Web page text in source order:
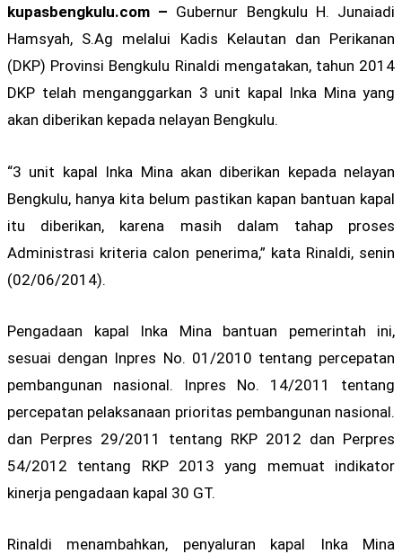
kupasbengkulu.com – Gubernur Bengkulu H. Junaiadi
Hamsyah, S.Ag melalui Kadis Kelautan dan Perikanan
(DKP) Provinsi Bengkulu Rinaldi mengatakan, tahun 2014
DKP telah menganggarkan 3 unit kapal Inka Mina yang
akan diberikan kepada nelayan Bengkulu.
“3 unit kapal Inka Mina akan diberikan kepada nelayan
Bengkulu, hanya kita belum pastikan kapan bantuan kapal
itu diberikan, karena masih dalam tahap proses
Administrasi kriteria calon penerima,” kata Rinaldi, senin
(02/06/2014).
Pengadaan kapal Inka Mina bantuan pemerintah ini,
sesuai dengan Inpres No. 01/2010 tentang percepatan
pembangunan nasional. Inpres No. 14/2011 tentang
percepatan pelaksanaan prioritas pembangunan nasional.
dan Perpres 29/2011 tentang RKP 2012 dan Perpres
54/2012 tentang RKP 2013 yang memuat indikator
kinerja pengadaan kapal 30 GT.
Rinaldi menambahkan, penyaluran kapal Inka Mina